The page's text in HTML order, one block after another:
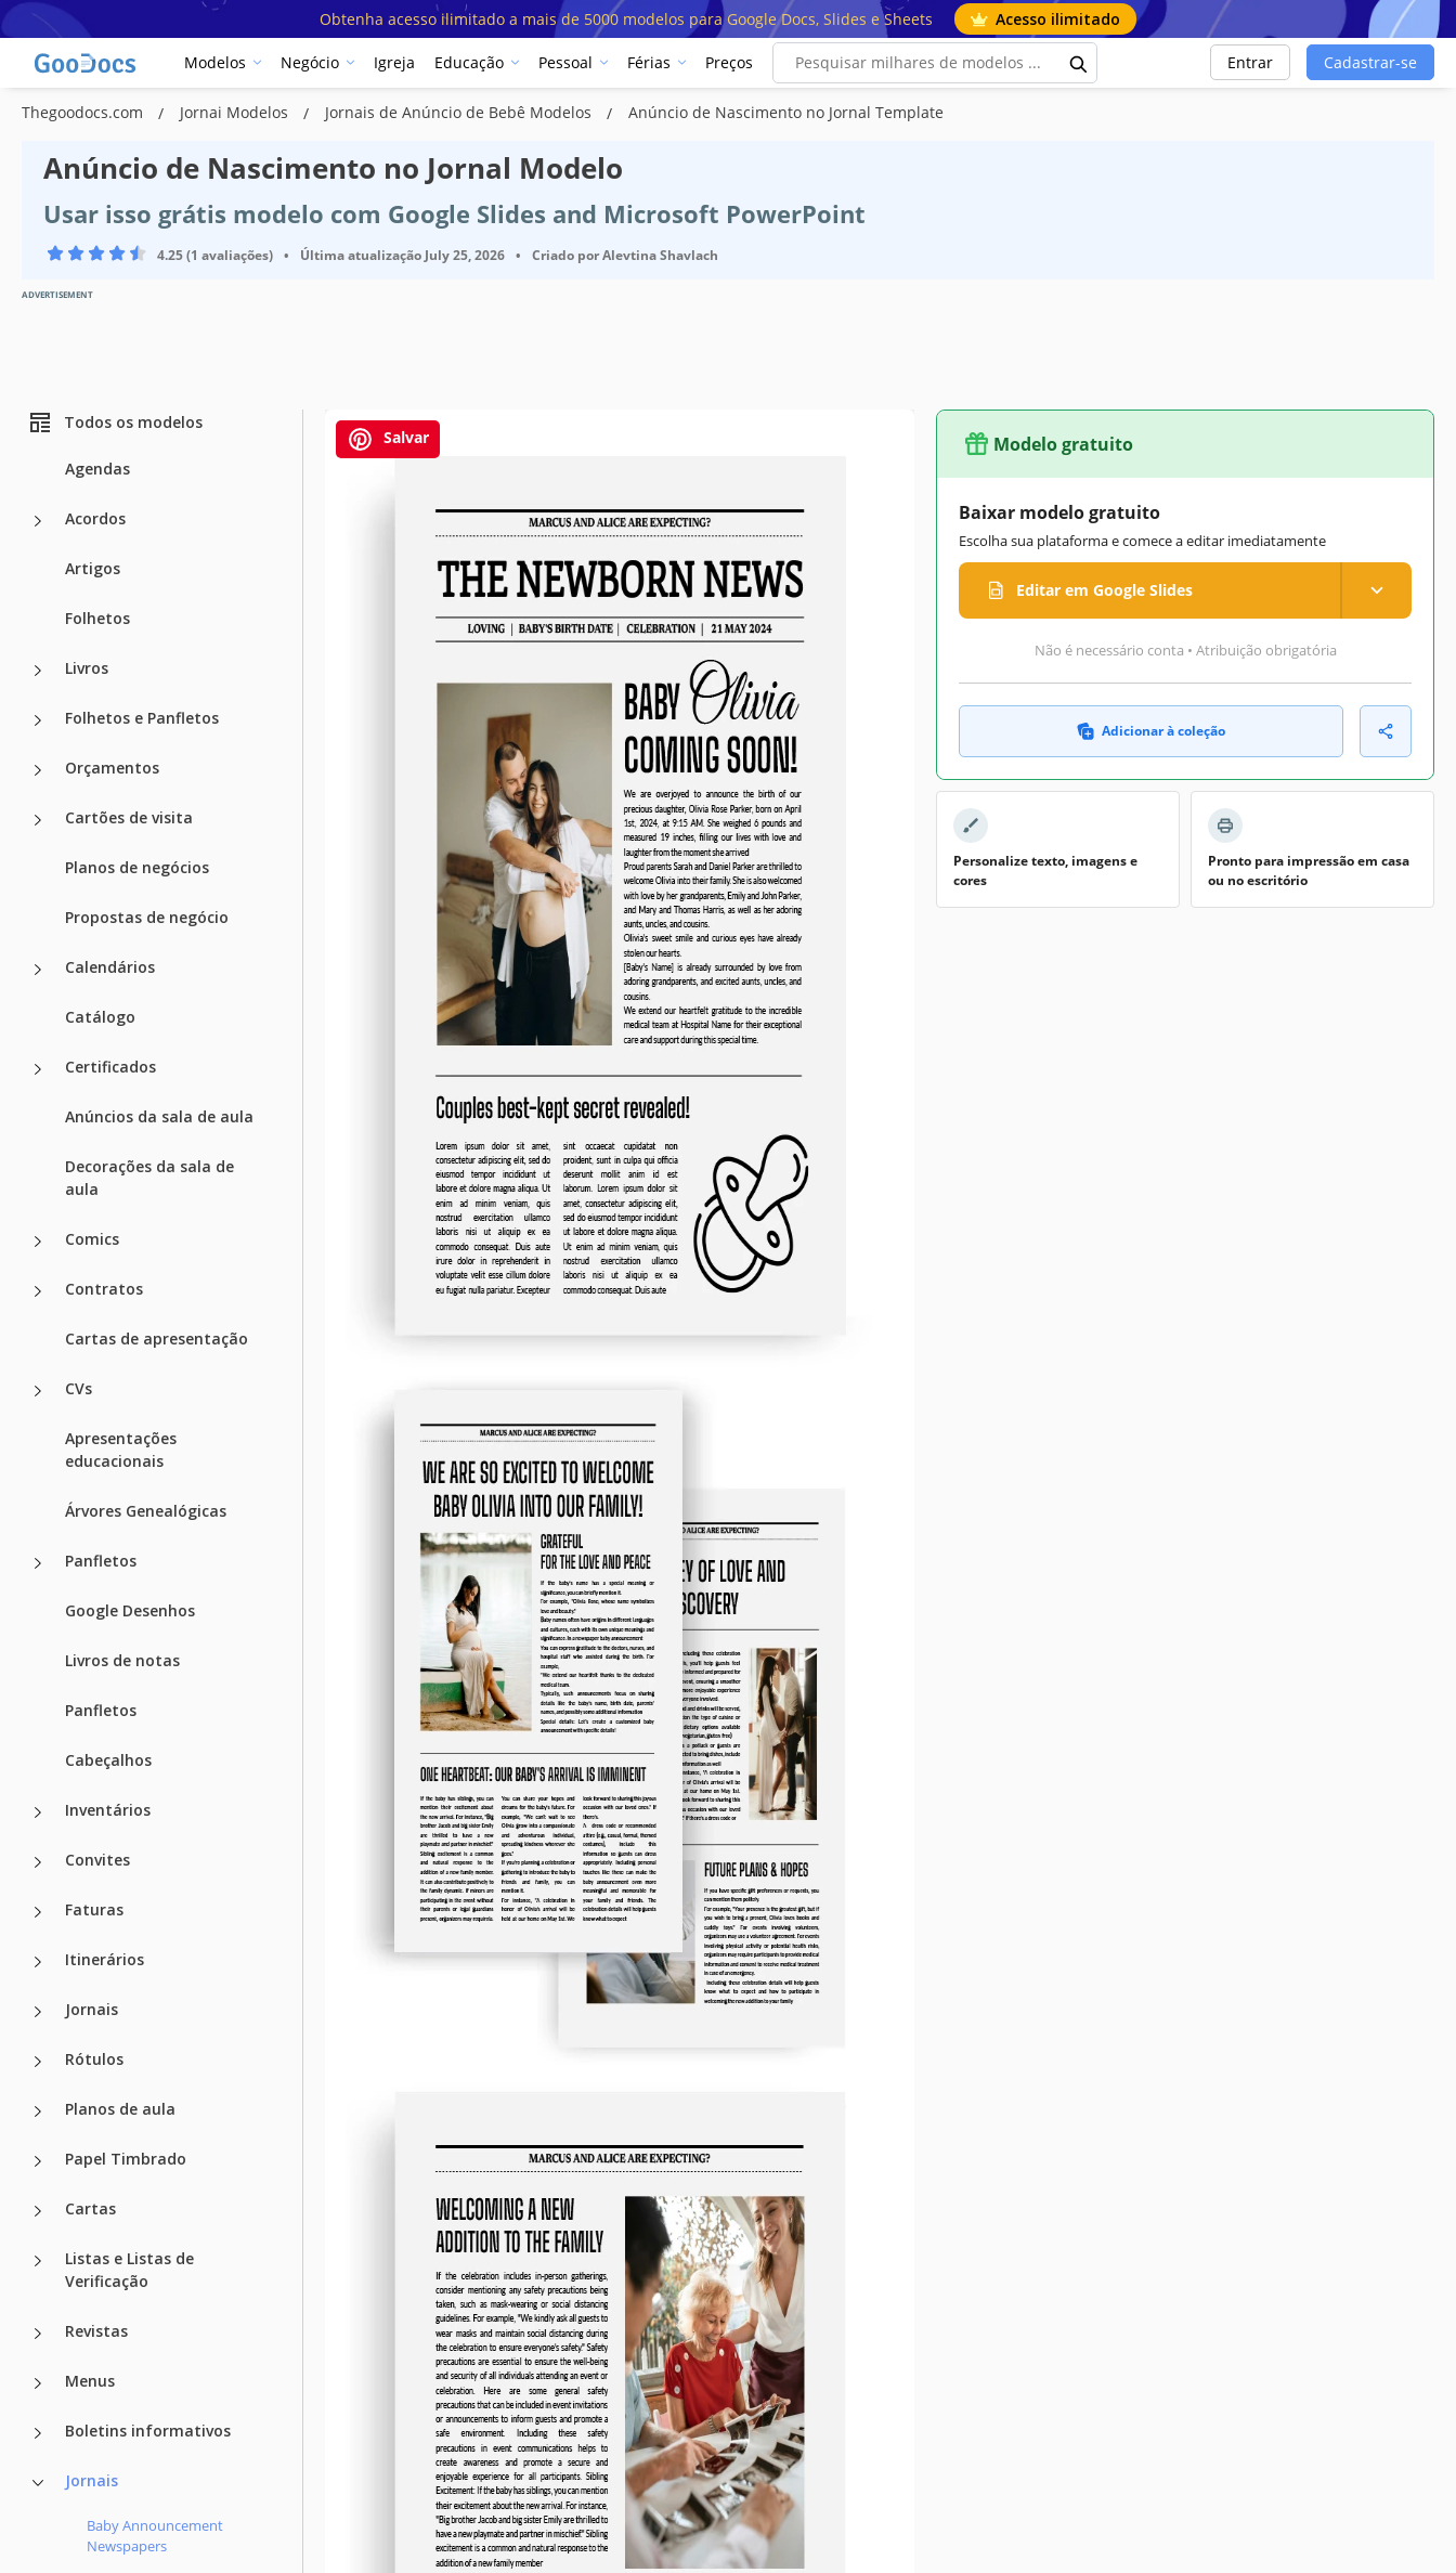
Obtenha acesso ilimitado a mais de 5000 modelos para Google Docs, Slides e Sheets Acesso ilimitado
Modelos Negócio Igreja Educação Pessoal Férias Preços Entrar Cadastrar-se
Thegoodocs.com Jornai Modelos Jornais de Anúncio de Bebê Modelos Anúncio de Nascimento no Jornal Template
Anúncio de Nascimento no Jornal Modelo
Usar isso grátis modelo com Google Slides and Microsoft PowerPoint
4.25 (1 avaliações) • Última atualização July 25, 2026 • Criado porAlevtina Shavlach
ADVERTISEMENT
Todos os modelos
Agendas
Acordos
Artigos
Folhetos
Livros
Folhetos e Panfletos
Orçamentos
Cartões de visita
Planos de negócios
Propostas de negócio
Calendários
Catálogo
Certificados
Anúncios da sala de aula
Decorações da sala de
aula
Comics
Contratos
Cartas de apresentação
CVs
Apresentações
educacionais
Árvores Genealógicas
Panfletos
Google Desenhos
Livros de notas
Panfletos
Cabeçalhos
Inventários
Convites
Faturas
Itinerários
Jornais
Rótulos
Planos de aula
Papel Timbrado
Cartas
Listas e Listas de
Verificação
Revistas
Menus
Boletins informativos
Jornais
Baby Announcement
Newspapers
Salvar Modelo gratuito
Baixar modelo gratuito
Escolha sua plataforma e comece a editar imediatamente
Editar em Google Slides
Não é necessário conta • Atribuição obrigatória
Adicionar à coleção
Personalize texto, imagens e
cores
Pronto para impressão em casa
ou no escritório